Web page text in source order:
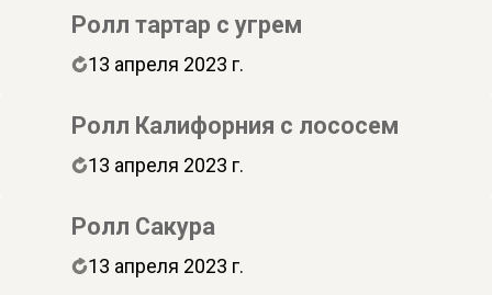
Ролл тартар с угрем
13 апреля 2023 г.
Ролл Калифорния с лососем
13 апреля 2023 г.
Ролл Сакура
13 апреля 2023 г.